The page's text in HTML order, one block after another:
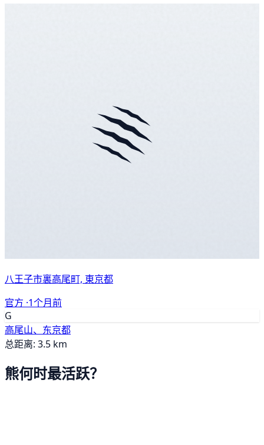
八王子市裏高尾町, 東京都
官方 ·1个月前
G
高尾山、东京都
总距离: 3.5 km
熊何时最活跃？